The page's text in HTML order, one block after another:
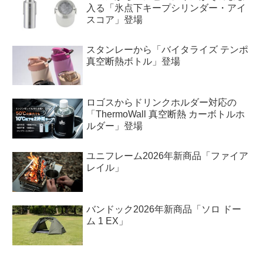
入る「氷点下キープシリンダー・アイ
スコア」登場
スタンレーから「バイタライズ テンポ
真空断熱ボトル」登場
ロゴスからドリンクホルダー対応の
「ThermoWall 真空断熱 カーボトルホ
ルダー」登場
ユニフレーム2026年新商品「ファイア
レイル」
バンドック2026年新商品「ソロ ドー
ム 1 EX」